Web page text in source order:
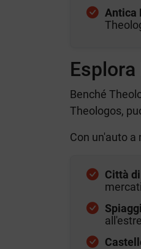
Antica
Benché
Theologos,
Con un'auto
Città